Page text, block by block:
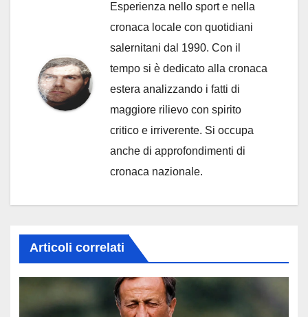
Esperienza nello sport e nella
cronaca locale con quotidiani
salernitani dal 1990. Con il
tempo si è dedicato alla cronaca
estera analizzando i fatti di
maggiore rilievo con spirito
critico e irriverente. Si occupa
anche di approfondimenti di
cronaca nazionale.
Articoli correlati